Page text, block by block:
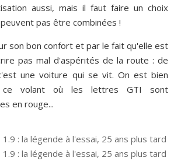
aussi, mais il faut faire un choix
pas être combinées !
son bon confort et par le fait qu'elle est
pas mal d'aspérités de la route : de
une voiture qui se vit. On est bien
ce volant où les lettres GTI sont
en rouge...